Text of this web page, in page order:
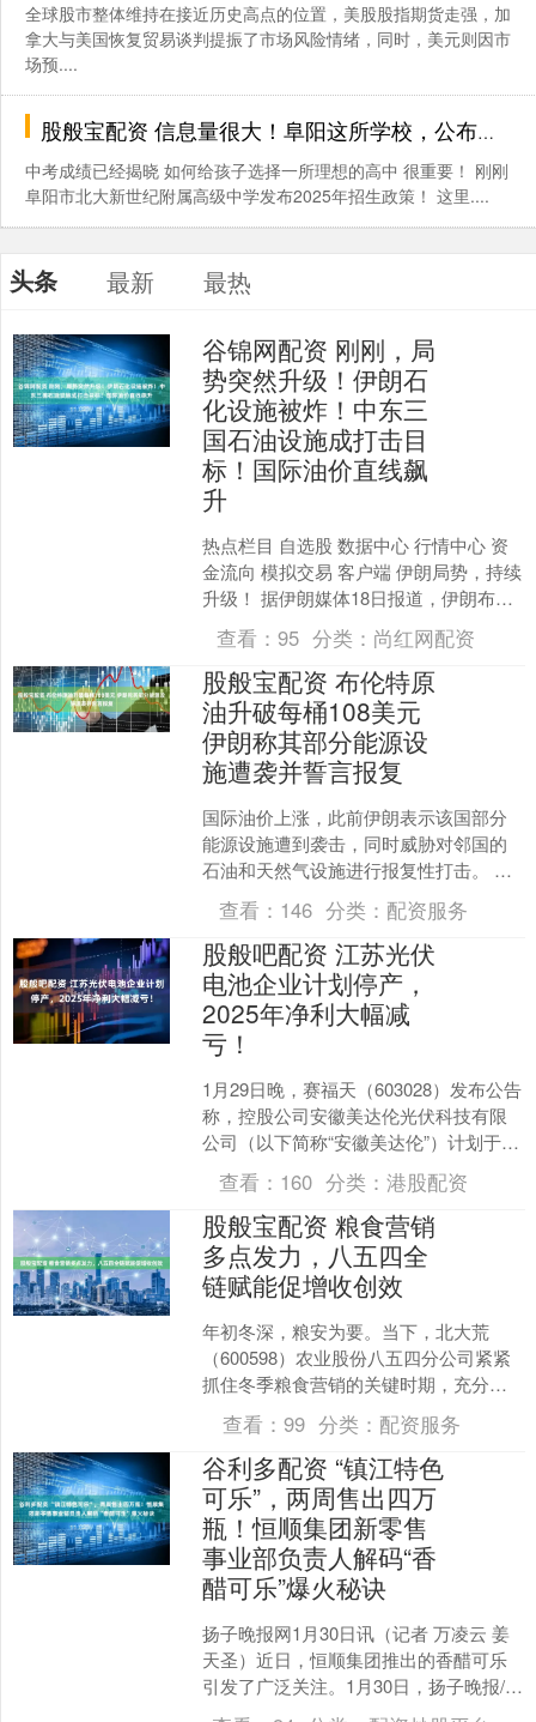
全球股市整体维持在接近历史高点的位置，美股股指期货走强，加
拿大与美国恢复贸易谈判提振了市场风险情绪，同时，美元则因市
场预....
股般宝配资 信息量很大！阜阳这所学校，公布招生计划！_北大_成长_新世纪
中考成绩已经揭晓 如何给孩子选择一所理想的高中 很重要！ 刚刚
阜阳市北大新世纪附属高级中学发布2025年招生政策！ 这里....
头条 最新 最热
谷锦网配资 刚刚，局
势突然升级！伊朗石
化设施被炸！中东三
国石油设施成打击目
标！国际油价直线飙
升
热点栏目 自选股 数据中心 行情中心 资
金流向 模拟交易 客户端 伊朗局势，持续
升级！ 据伊朗媒体18日报道，伊朗布什
尔省南帕尔斯和阿萨卢耶部分石油化工
设施遭美....
查看：95 分类： 尚红网配资
股般宝配资 布伦特原
油升破每桶108美元
伊朗称其部分能源设
施遭袭并誓言报复
国际油价上涨，此前伊朗表示该国部分
能源设施遭到袭击，同时威胁对邻国的
石油和天然气设施进行报复性打击。 布
伦特原油升破每桶108美元，此前的周二
上涨逾3%。伊朗国....
查看： 146 分类： 配资服务
股般吧配资 江苏光伏
电池企业计划停产，
2025年净利大幅减
亏！
1月29日晚，赛福天（603028）发布公告
称，控股公司安徽美达伦光伏科技有限
公司（以下简称“安徽美达伦”）计划于近
期临时停产，时间不超过60天。主要系
该公司对....
查看： 160 分类：港股配资
股般宝配资 粮食营销
多点发力，八五四全
链赋能促增收创效
年初冬深，粮安为要。当下，北大荒
（600598）农业股份八五四分公司紧紧
抓住冬季粮食营销的关键时期，充分依
托绿色有机基地的优势，以种储销一体
化经营模式为着力点，....
查看： 99 分类： 配资服务
谷利多配资 “镇江特色
可乐”，两周售出四万
瓶！恒顺集团新零售
事业部负责人解码“香
醋可乐”爆火秘诀
扬子晚报网1月30日讯（记者 万凌云 姜
天圣）近日，恒顺集团推出的香醋可乐
引发了广泛关注。1月30日，扬子晚报/紫
牛新闻记者在该集团独家采访到了恒顺